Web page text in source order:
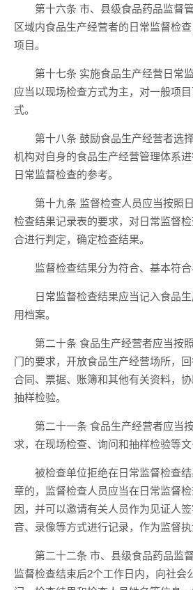
第十六条 市、县级食品药品监督
区域内食品生产经营者的日常监督检
项目。
第十七条 实施食品生产经营日常
应当以现场检查方式为主，对一般项
式。
第十八条 鼓励食品生产经营者选
机构对自身的食品生产经营管理体系
日常监督检查的参考。
第十九条 监督检查人员应当按照
检查结果记录表的要求，对日常监督
合进行判定，确定检查结果。
监督检查结果分为符合、基本符合
日常监督检查结果应当记入食品生
用档案。
第二十条 食品生产经营者应当按
门的要求，开放食品生产经营场所，
合同、票据、账簿和其他有关资料，
抽样检验。
第二十一条 食品生产经营者应当
求，在现场检查、询问和抽样检验等文
被检查单位拒绝在日常监督检查结
章的，监督检查人员应当在日常监督
因，并可以邀请有关人员作为见证人
音、录像等方式进行记录，作为监督执
第二十二条 市、县级食品药品监
监督检查结束后2个工作日内，向社会